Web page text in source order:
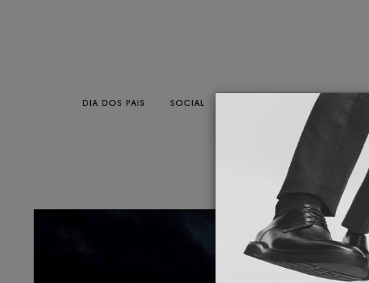
DIA DOS PAIS SOCIAL COLEÇÕES